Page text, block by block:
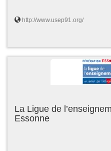
http://www.usep91.org/
La Ligue de
Essonne